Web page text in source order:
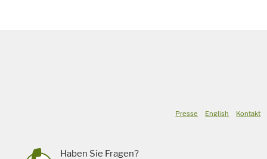
Presse English Kontakt
Haben Sie Fragen?